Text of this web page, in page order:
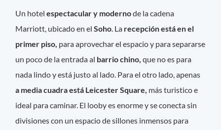
Un hotelespectacular y modernode la cadena
Marriott, ubicado en elSoho. La recepción está en el
primer piso, para aprovechar el espacio y para separarse
un poco de la entrada al barrio chino,que no es para
nada lindo y está justo al lado. Para el otro lado, apenas
a media cuadra está Leicester Square, más turistico e
ideal para caminar. El looby es enorme y se conecta sin
divisiones con un espacio de sillones inmensos para